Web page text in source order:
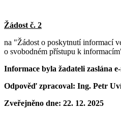
Žádost č. 2
na "Žádost o poskytnutí informací
o svobodném přístupu k
Informace byla žadateli zaslána
Odpověď zpracoval: Ing. Petr
Zveřejněno dne: 22. 12. 2025